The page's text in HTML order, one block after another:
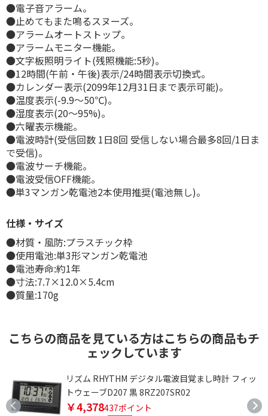
●電子音アラーム。
●止めてもまた鳴るスヌーズ。
●アラームオートストップ。
●アラームモニター機能。
●文字板照明ライト(残照機能:5秒)。
●12時間(午前・午後)表示/24時間表示切換式。
●カレンダー表示(2099年12月31日まで表示可能)。
●温度表示(-9.9～50℃)。
●湿度表示(20～95%)。
●六曜表示機能。
●電波時計(受信回数 1日8回 受信しない場合最多8回/1日ま
で受信)。
●電波サーチ機能。
●電波受信OFF機能。
●単3マンガン乾電池2本使用推奨(電池無し)。
仕様・サイズ
●材質・風防:プラスチック枠
●使用電池:単3形マンガン乾電池
●電池寿命:約1年
●寸法:7.7×12.0×5.4cm
●質量:170g
こちらの商品を見ている方はこちらの商品もチ
ェックしています
リズム RHYTHM デジタル電波目覚まし時計 フィッ
トウェーブD207 黒 8RZ207SR02
￥4,378437ポイント